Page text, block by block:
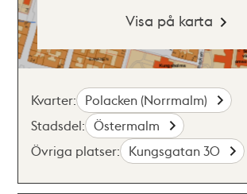
Visa på karta
Kvarter: Polacken (Norrmalm)
Stadsdel: Östermalm
Övriga platser: Kungsgatan 30